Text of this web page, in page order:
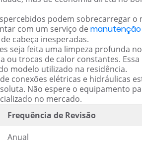
podem sobrecarregar o
com um serviço de
cabeça inesperadas.
seja feita uma limpeza profunda
ou trocas de calor constantes.
modelo utilizado na residência.
conexões elétricas e hidráulicas
Não espere o equipamento
no mercado.
Frequência de Revisão
Anual